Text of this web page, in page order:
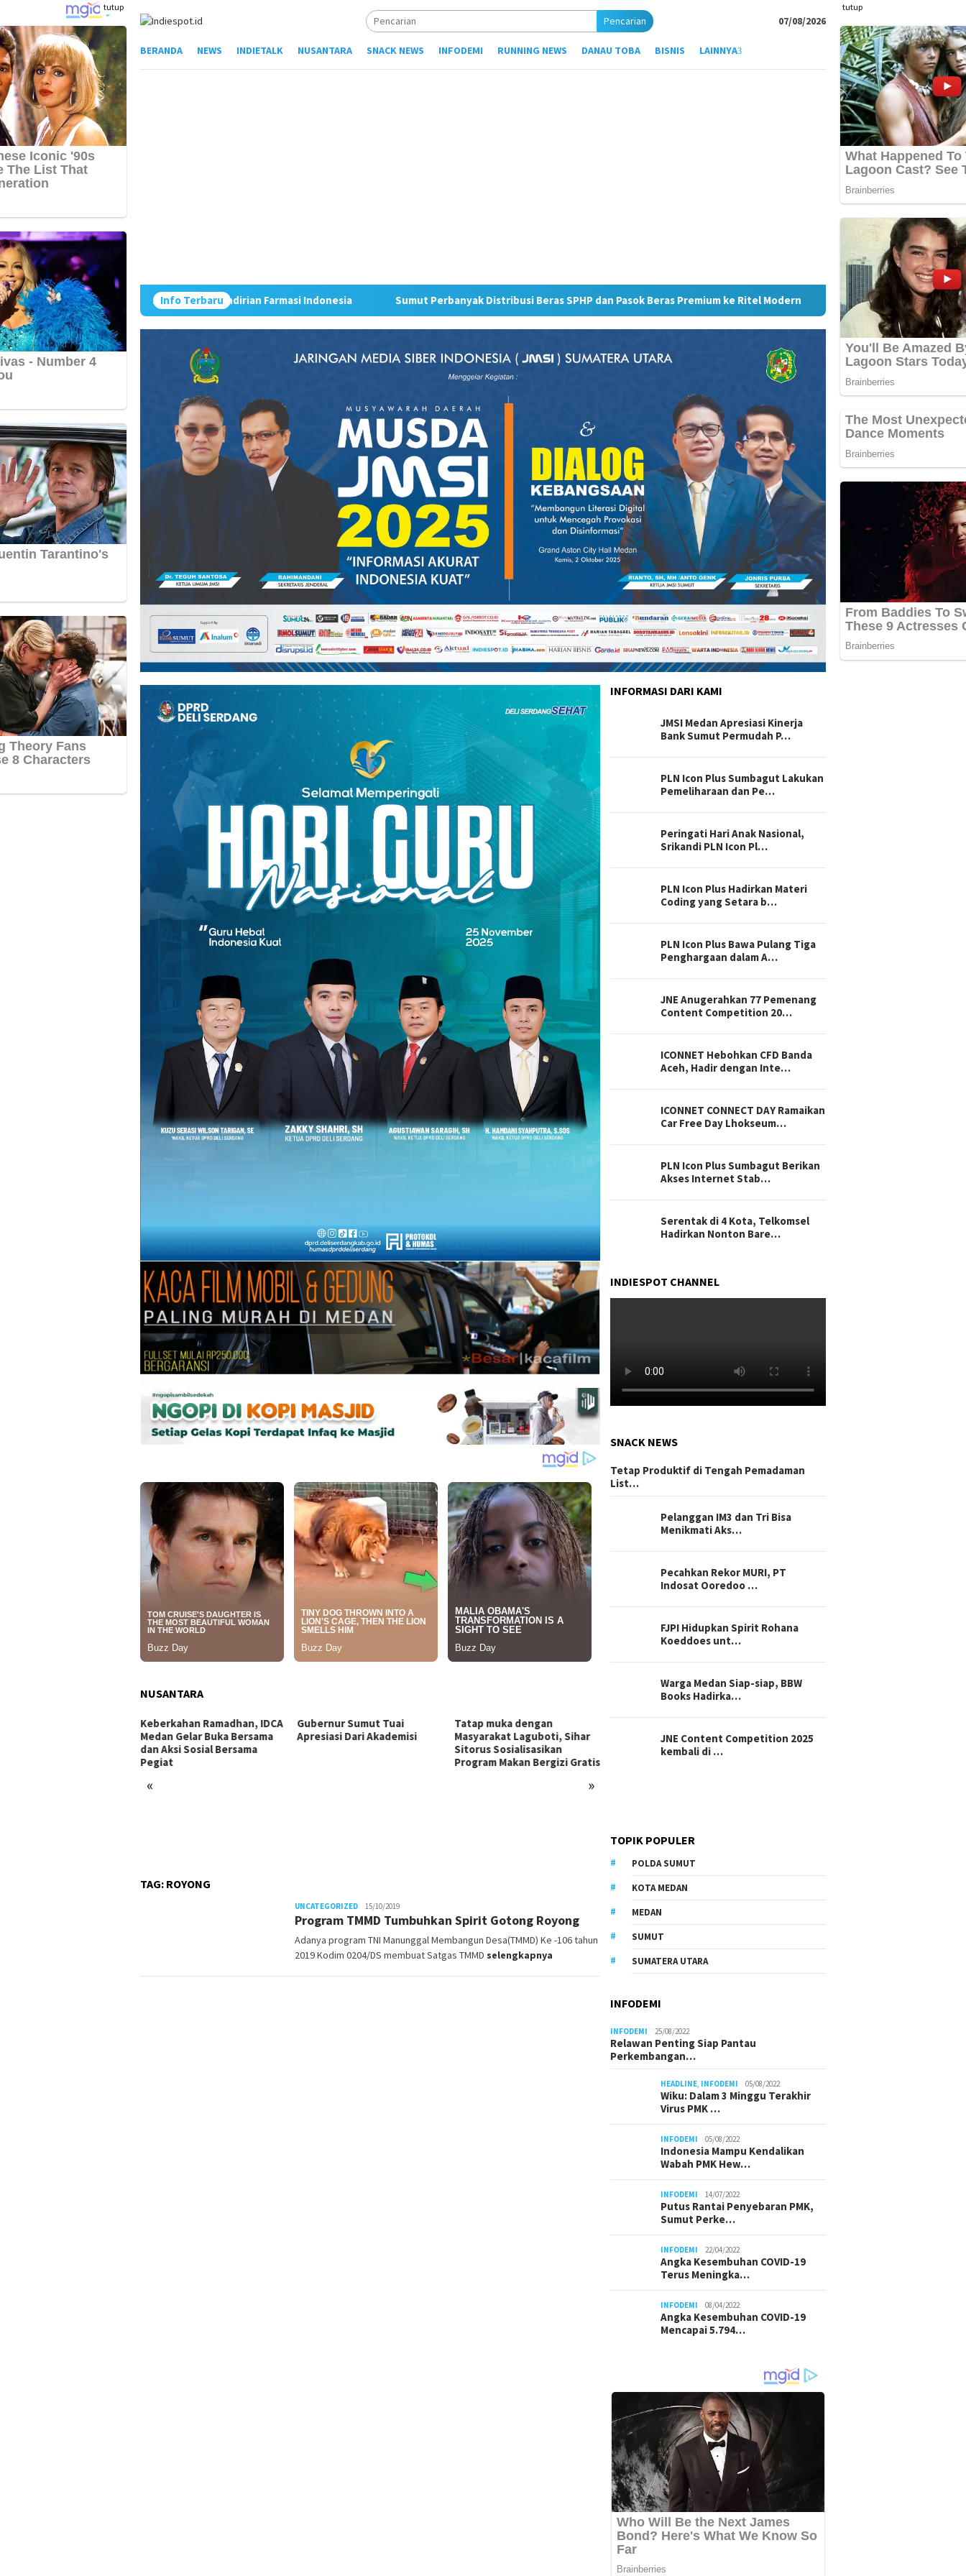
konten
tutup tutup
Pencarian 07/08/2026
BERANDA NEWS INDIETALK NUSANTARA SNACK NEWS INFODEMI RUNNING NEWS DANAU TOBA BISNIS LAINNYA
Info Terbaru
Jadi Pilar Kemandirian Farmasi Indonesia Sumut Perbanyak Distribusi Beras SPHP dan Pasok Beras Premium ke Ritel Modern JMSI Medan Apresiasi Kinerja Bank Sumut Permudah
NUSANTARA
« »
Gubernur Sumut Tuai
Apresiasi Dari Akademisi
Tatap muka dengan
Masyarakat Laguboti, Sihar
TAG: ROYONG
UNCATEGORIZEDeditor
1
15/10/2019
Program TMMD Tumbuhkan Spirit Gotong Royong
Adanya program TNI Manunggal Membangun Desa(TMMD) Ke -106 tahun
2019 Kodim 0204/DS membuat Satgas TMMD selengkapnya
INFORMASI DARI KAMI
JMSI Medan Apresiasi Kinerja
Bank Sumut Permudah P…
PLN Icon Plus Sumbagut Lakukan
Pemeliharaan dan Pe…
Peringati Hari Anak Nasional,
Srikandi PLN Icon Pl…
PLN Icon Plus Hadirkan Materi
Coding yang Setara b…
PLN Icon Plus Bawa Pulang Tiga
Penghargaan dalam A…
JNE Anugerahkan 77 Pemenang
Content Competition 20…
ICONNET Hebohkan CFD Banda
Aceh, Hadir dengan Inte…
ICONNET CONNECT DAY Ramaikan
Car Free Day Lhokseum…
PLN Icon Plus Sumbagut Berikan
Akses Internet Stab…
Serentak di 4 Kota, Telkomsel
Hadirkan Nonton Bare…
INDIESPOT CHANNEL
SNACK NEWS
Tetap Produktif di Tengah Pemadaman
List…
Pelanggan IM3 dan Tri Bisa
Menikmati Aks…
Pecahkan Rekor MURI, PT
Indosat Ooredoo …
FJPI Hidupkan Spirit Rohana
Koeddoes unt…
Warga Medan Siap-siap, BBW
Books Hadirka…
JNE Content Competition 2025
kembali di …
TOPIK POPULER
POLDA SUMUT
KOTA MEDAN
MEDAN
SUMUT
SUMATERA UTARA
INFODEMI
INFODEMI 25/08/2022
Relawan Penting Siap Pantau
Perkembangan…
HEADLINE, INFODEMI 05/08/2022
Wiku: Dalam 3 Minggu Terakhir
Virus PMK …
INFODEMI 05/08/2022
Indonesia Mampu Kendalikan
Wabah PMK Hew…
INFODEMI 14/07/2022
Putus Rantai Penyebaran PMK,
Sumut Perke…
INFODEMI 22/04/2022
Angka Kesembuhan COVID-19
Terus Meningka…
INFODEMI 08/04/2022
Angka Kesembuhan COVID-19
Mencapai 5.794…